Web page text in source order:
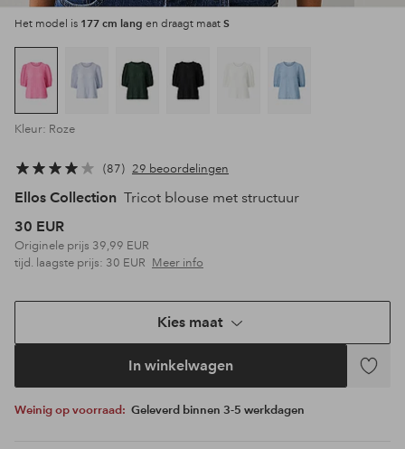
Het model is 177 cm lang en draagt maat S
Kleur: Roze
87 29 beoordelingen
Ellos Collection Tricot blouse met structuur
30 EUR
Originele prijs 39,99 EUR
tijd. laagste prijs: 30 EUR Meer info
Kies maat
In winkelwagen
Weinig op voorraad: Geleverd binnen 3-5 werkdagen